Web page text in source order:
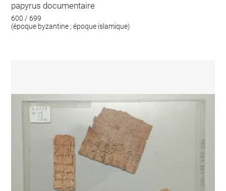
papyrus documentaire
600 / 699
(époque byzantine ; époque islamique)